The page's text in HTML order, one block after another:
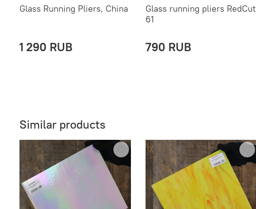
Glass Running Pliers, China
1 290 RUB
Glass running pliers RedCut
61
790 RUB
Similar products